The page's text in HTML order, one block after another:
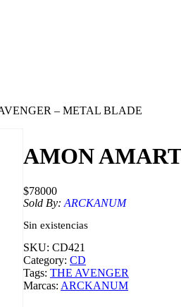
– METAL BLADE
AMON
$78000
Sold By: ARCKANUM
Sin existencias
SKU: CD421
Category: CD
Tags: THE AVENGER
Marcas: ARCKANUM